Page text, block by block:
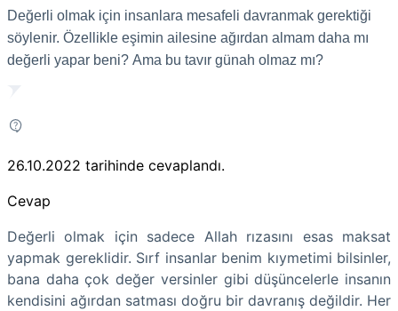
Değerli olmak için insanlara mesafeli davranmak gerektiği
söylenir. Özellikle eşimin ailesine ağırdan almam daha mı
değerli yapar beni? Ama bu tavır günah olmaz mı?
26.10.2022 tarihinde cevaplandı.
Cevap
Değerli olmak için sadece Allah rızasını esas maksat
yapmak gereklidir. Sırf insanlar benim kıymetimi bilsinler,
bana daha çok değer versinler gibi düşüncelerle insanın
kendisini ağırdan satması doğru bir davranış değildir. Her